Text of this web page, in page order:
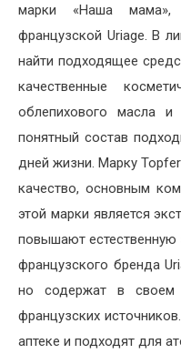
марки «Наша
французской Uriage. В
найти подходящее
качественные
облепихового масла
понятный состав
дней жизни. Марку
качество, основным
этой марки является
повышают
французского бренда
но содержат в своем
французских
аптеке и подходят для